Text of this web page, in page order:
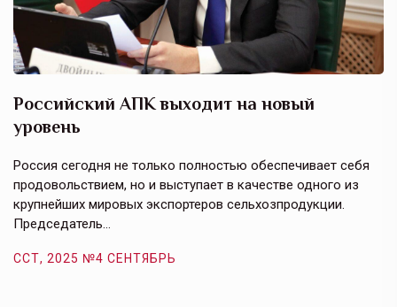
Российский АПК выходит на новый
уровень
Россия сегодня не только полностью обеспечивает себя
продовольствием, но и выступает в качестве одного из
крупнейших мировых экспортеров сельхозпродукции.
Председатель…
ССТ, 2025 №4 СЕНТЯБРЬ